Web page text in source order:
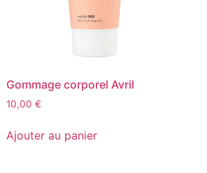
Gommage corporel Avril
10,00€
Ajouter au panier